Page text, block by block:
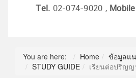
Tel. 02-074-9020 , Mobile
You are here: Home
ข้อมูลแ
STUDY GUIDE
เรียนต่อปริญญ